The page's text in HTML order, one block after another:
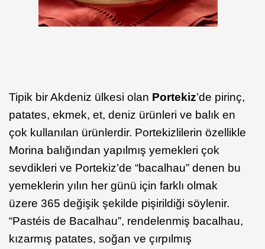
Tipik bir Akdeniz ülkesi olan Portekiz’de pirinç,
patates, ekmek, et, deniz ürünleri ve balık en
çok kullanılan ürünlerdir. Portekizlilerin özellikle
Morina balığından yapılmış yemekleri çok
sevdikleri ve Portekiz’de “bacalhau” denen bu
yemeklerin yılın her günü için farklı olmak
üzere 365 değişik şekilde pişirildiği söylenir.
“Pastéis de Bacalhau”, rendelenmiş bacalhau,
kızarmış patates, soğan ve çırpılmış